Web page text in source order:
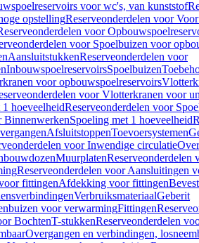
voor wc's, van kunststof
opstellingReserveonderdelen voor
voor
voor Spoelbuizen voor
AansluitstukkenReserveonderdelen voor
InbouwspoelreservoirsSpoelbuizen
voor opbouwspoelreservoirs
voor Vlotterkranen voor
hoeveelheidReserveonderdelen voor
BinnenwerkenSpoeling met 1 hoeveelheid
AfsluitstoppenToevoersystemen
voor Inwendige circulatie
MuurplatenReserveonderdelen
Reserveonderdelen voor Aansluitingen
fittingenAfdekking voor fittingen
VerbruiksmateriaalGeberit
voor verwarmingFittingen
BochtenT-stukkenReserveonderdelen
Overgangen en verbindingen,